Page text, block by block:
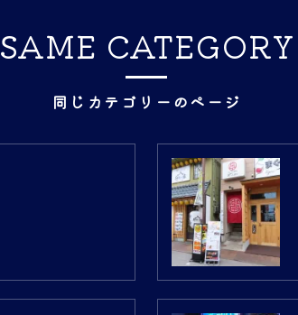
同じカテゴリーのページ
SAME CATEGORY